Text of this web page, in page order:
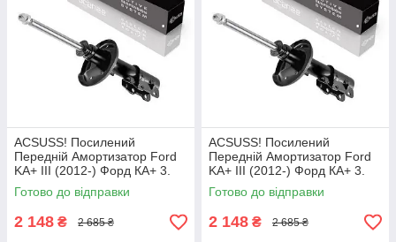
ACSUSS! Посилений
Передній Амортизатор Ford
KA+ III (2012-) Форд КА+ 3.
Лівий. 335829 , 3348057
Корея!
Готово до відправки
2 148 ₴ 2 685 ₴
ACSUSS! Посилений
Передній Амортизатор Ford
KA+ III (2012-) Форд КА+ 3.
Правий. 335830 , 3348056
Корея!
Готово до відправки
2 148 ₴ 2 685 ₴